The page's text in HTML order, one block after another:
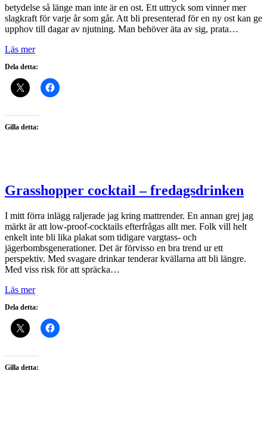
betydelse så länge man inte är en ost. Ett uttryck som vinner mer
slagkraft för varje år som går. Att bli presenterad för en ny ost kan ge
upphov till dagar av njutning. Man behöver äta av sig, prata…
Läs mer
Dela detta:
Gilla detta:
Grasshopper cocktail – fredagsdrinken
I mitt förra inlägg raljerade jag kring mattrender. En annan grej jag
märkt är att low-proof-cocktails efterfrågas allt mer. Folk vill helt
enkelt inte bli lika plakat som tidigare vargtass- och
jägerbombsgenerationer. Det är förvisso en bra trend ur ett
perspektiv. Med svagare drinkar tenderar kvällarna att bli längre.
Med viss risk för att spräcka…
Läs mer
Dela detta:
Gilla detta: